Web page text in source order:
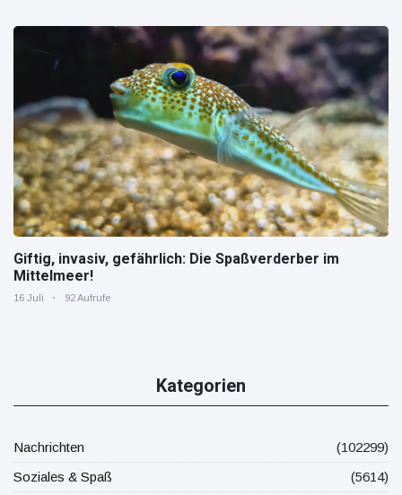
Giftig, invasiv, gefährlich: Die Spaßverderber im
Mittelmeer!
16 Juli 92 Aufrufe
Kategorien
Nachrichten
(102299)
Soziales & Spaß
(5614)